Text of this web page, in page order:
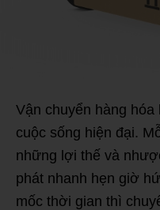
Vận chuyển hàng hóa
cuộc sống hiện đại.
những lợi thế và
phát nhanh hẹn giờ
mốc thời gian thì